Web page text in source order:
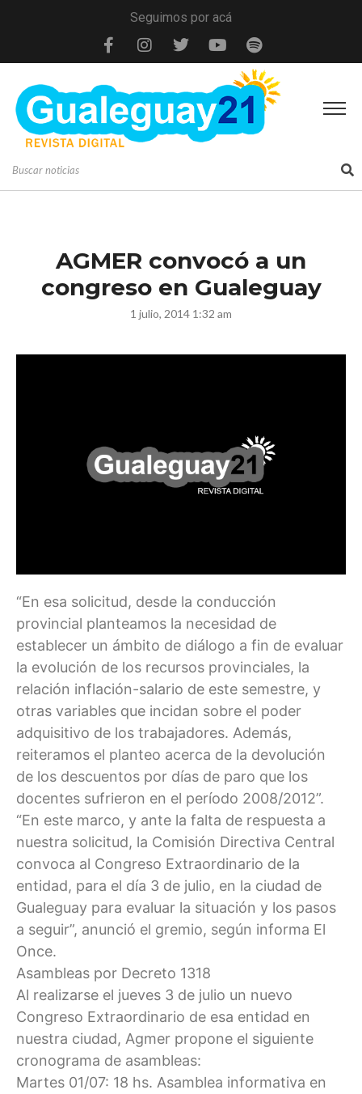
Seguimos por acá
AGMER convocó a un
congreso en Gualeguay
1 julio, 2014 1:32 am
“En esa solicitud, desde la conducción
provincial planteamos la necesidad de
establecer un ámbito de diálogo a fin de evaluar
la evolución de los recursos provinciales, la
relación inflación-salario de este semestre, y
otras variables que incidan sobre el poder
adquisitivo de los trabajadores. Además,
reiteramos el planteo acerca de la devolución
de los descuentos por días de paro que los
docentes sufrieron en el período 2008/2012”.
“En este marco, y ante la falta de respuesta a
nuestra solicitud, la Comisión Directiva Central
convoca al Congreso Extraordinario de la
entidad, para el día 3 de julio, en la ciudad de
Gualeguay para evaluar la situación y los pasos
a seguir”, anunció el gremio, según informa El
Once.
Asambleas por Decreto 1318
Al realizarse el jueves 3 de julio un nuevo
Congreso Extraordinario de esa entidad en
nuestra ciudad, Agmer propone el siguiente
cronograma de asambleas:
Martes 01/07: 18 hs. Asamblea informativa en